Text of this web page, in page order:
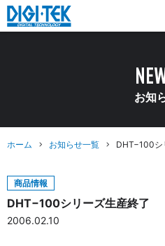
お知
ホーム お知らせ一覧 DHT−100シ
商品情報
DHT−100シリーズ生産終了
2006.02.10